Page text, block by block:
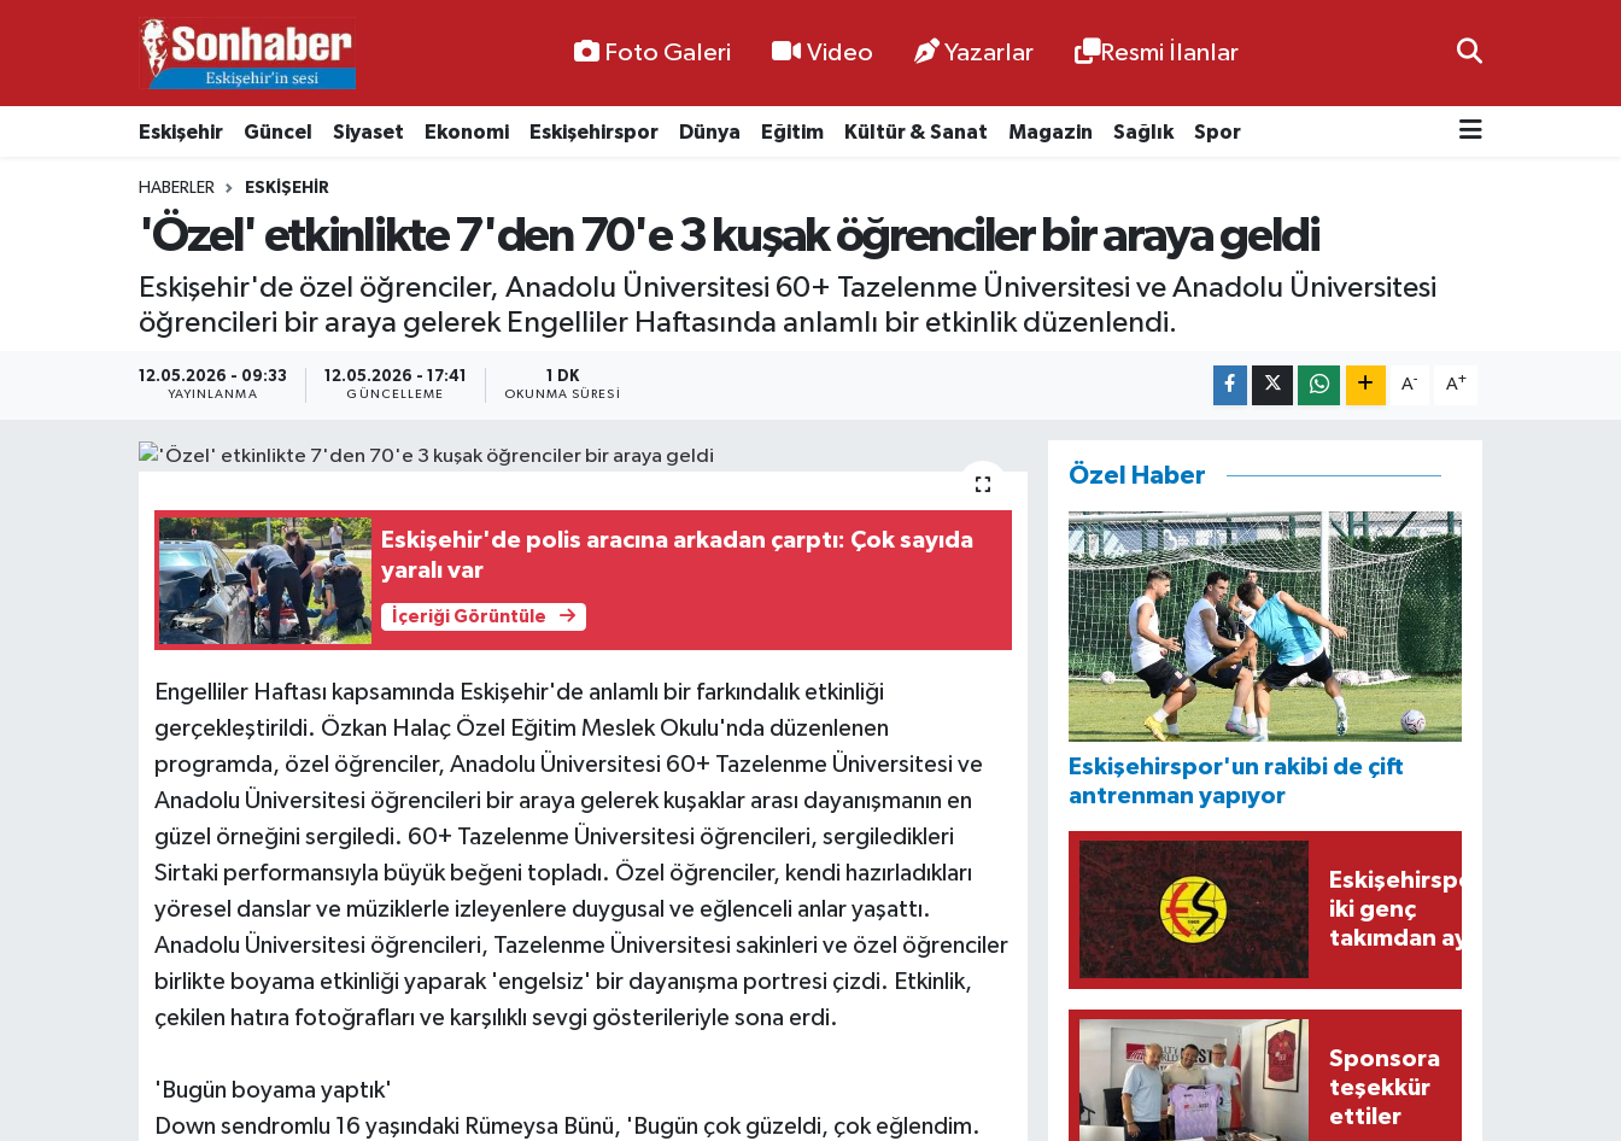
Foto Galeri Video Yazarlar Resmi İlanlar
Eskişehir Güncel Siyaset Ekonomi Eskişehirspor Dünya Eğitim Kültür & Sanat Magazin Sağlık Spor
HABERLER ESKIŞEHIR
'Özel' etkinlikte 7'den 70'e 3 kuşak öğrenciler bir araya geldi
Eskişehir'de özel öğrenciler, Anadolu Üniversitesi 60+ Tazelenme Üniversitesi ve Anadolu Üniversitesi
öğrencileri bir araya gelerek Engelliler Haftasında anlamlı bir etkinlik düzenlendi.
12.05.2026 - 09:33
YAYINLANMA
12.05.2026 - 17:41
GÜNCELLEME
1 DK
OKUNMA SÜRESI
A- A+
Eskişehir'de polis aracına arkadan çarptı: Çok sayıda
yaralı var
İçeriği Görüntüle
Engelliler Haftası kapsamında Eskişehir'de anlamlı bir farkındalık etkinliği
gerçekleştirildi. Özkan Halaç Özel Eğitim Meslek Okulu'nda düzenlenen
programda, özel öğrenciler, Anadolu Üniversitesi 60+ Tazelenme Üniversitesi ve
Anadolu Üniversitesi öğrencileri bir araya gelerek kuşaklar arası dayanışmanın en
güzel örneğini sergiledi. 60+ Tazelenme Üniversitesi öğrencileri, sergiledikleri
Sirtaki performansıyla büyük beğeni topladı. Özel öğrenciler, kendi hazırladıkları
yöresel danslar ve müziklerle izleyenlere duygusal ve eğlenceli anlar yaşattı.
Anadolu Üniversitesi öğrencileri, Tazelenme Üniversitesi sakinleri ve özel öğrenciler
birlikte boyama etkinliği yaparak 'engelsiz' bir dayanışma portresi çizdi. Etkinlik,
çekilen hatıra fotoğrafları ve karşılıklı sevgi gösterileriyle sona erdi.
'Bugün boyama yaptık'
Down sendromlu 16 yaşındaki Rümeysa Bünü, 'Bugün çok güzeldi, çok eğlendim.
Özel Haber
Eskişehirspor'un rakibi de çift
antrenman yapıyor
Eskişehirspor'da
iki genç
takımdan ayrıldı
Sponsora
teşekkür
ettiler
Ekonomi
Kültür & Sanat
Resmi İlanlar
Nöbetçi Eczaneler
Namaz Vakitleri
Trafik Durumu
Süper Lig Puan Durumu ve Fikstür
Tüm Manşetler
Son Dakika Haberleri
Haber Arşivi